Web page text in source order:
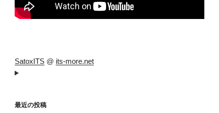
SatoxITS @ its-more.net
最近の投稿